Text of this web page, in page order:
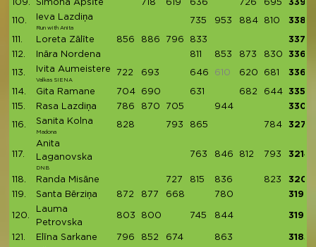
109.
Simona Apsīte 718 619 636 726 695 3394
110. Ieva Lazdiņa
Run with Anita
735 953 884 810 3382
111. Loreta Zālīte 856 886 796 833
3371
112.
Ināra Nordena 811 853 873 830 3367
113. Ivita Aumeistere
Valkas SIENA
722 693 646 610 620 681 3362
114. Gita Ramane 704 690 631 682 644
3351
115.
Rasa Lazdiņa 786 870 705 944 3305
116. Sanita Kolna
Madona
828 793 865 784 3270
117.
Anita
Laganovska
DNB
763 846 812 793 3214
118. Randa Misāne 727 815 836 823
3201
119.
Santa Bērziņa 872 877 668 780 3197
120.
Lauma
Petrovska
803 800 745 844 3192
121. Elīna Sarkane 796 852 674 863 3185